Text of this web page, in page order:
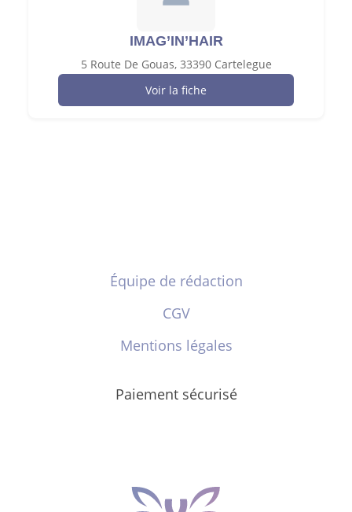
IMAG’IN’HAIR
5 Route De Gouas, 33390 Cartelegue
Voir la fiche
Équipe de rédaction
CGV
Mentions légales
Paiement sécurisé